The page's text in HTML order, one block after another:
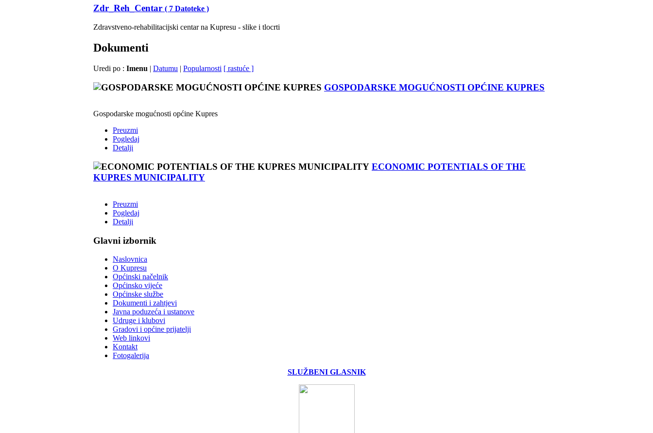
Zdr_Reh_Centar ( 7 Datoteke )
Zdravstveno-rehabilitacijski centar na Kupresu - slike i tlocrti
Dokumenti
Uredi po : Imenu | Datumu | Popularnosti [ rastuće ]
GOSPODARSKE MOGUĆNOSTI OPĆINE KUPRES
Gospodarske mogućnosti općine Kupres
Preuzmi
Pogledaj
Detalji
ECONOMIC POTENTIALS OF THE
KUPRES MUNICIPALITY
Preuzmi
Pogledaj
Detalji
Glavni izbornik
Naslovnica
O Kupresu
Općinski načelnik
Općinsko vijeće
Općinske službe
Dokumenti i zahtjevi
Javna poduzeća i ustanove
Udruge i klubovi
Gradovi i općine prijatelji
Web linkovi
Kontakt
Fotogalerija
SLUŽBENI GLASNIK